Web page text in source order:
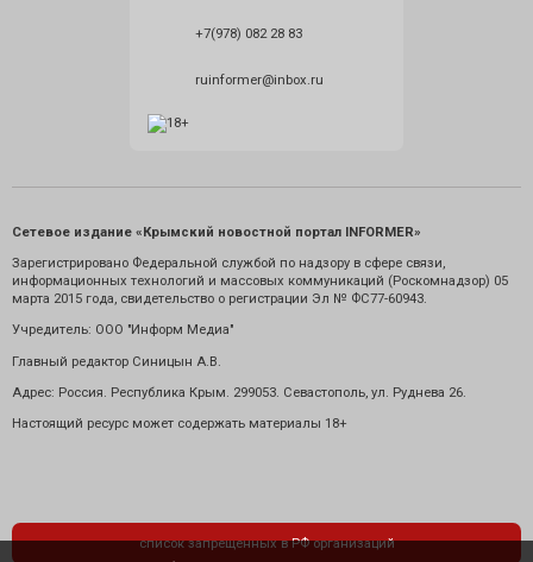
+7(978) 082 28 83
ruinformer@inbox.ru
Сетевое издание «Крымский новостной портал INFORMER»
Зарегистрировано Федеральной службой по надзору в сфере связи,
информационных технологий и массовых коммуникаций (Роскомнадзор) 05
марта 2015 года, свидетельство о регистрации Эл № ФС77-60943.
Учредитель: ООО "Информ Медиа"
Главный редактор Синицын А.В.
Адрес: Россия. Республика Крым. 299053. Севастополь, ул. Руднева 26.
Настоящий ресурс может содержать материалы 18+
список запрещенных в РФ организаций